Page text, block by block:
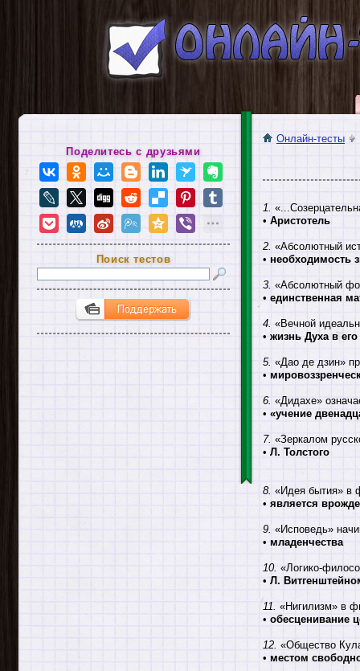
Онлайн-тесты
1.
• Аристотель
2. «Абсолютный
• необходимость
3. «Абсолютный
• единственная
4. «Вечной
• жизнь Духа в
5. «Дао де дзин»
•
6. «Дидахе»
• «учение
7. «Зеркалом
• Л. Толстого
8. «Идея бытия» в
• является
9. «Исповедь»
• младенчества
10. «Логико-
• Л.
11. «Нигилизм» в
• обесценивание
12. «Общество
• местом
Поделитесь с друзьями
Поиск тестов